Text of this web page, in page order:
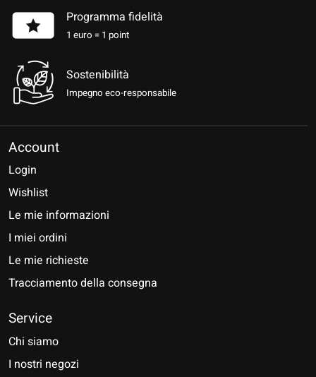
Programma fidelità
1 euro = 1 point
Sostenibilità
Impegno eco-responsabile
Account
Login
Wishlist
Le mie informazioni
I miei ordini
Le mie richieste
Tracciamento della consegna
Service
Chi siamo
I nostri negozi